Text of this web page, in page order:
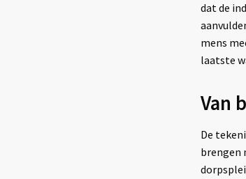
dat de
mens
laatste
Van
De
brengen